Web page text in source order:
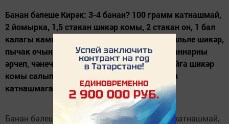
Банан бәлеше Кирәк: 3-4 банан? 100 грамм катнашмай,
2 йомырка, 1,5 стакан шикәр комы, 2 стакан он, 1 бал
калагы камыркүперткеч, 1 бал калагы ванильле шикәр,
пычак очында тоз, 150 миллилитр сөт. Бананнарны
әрчеп, чәнечке белән изегез. Йомшарган майга шикәр
комы салып, болгаткыч белән туглагыз һәм
катнашмага банан измәсен салып,...
Банан бәлеше Кирәк: 3-4 банан? 100 грамм катнашмай,